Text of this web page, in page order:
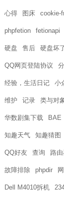
心得 图床 cookie-
phpfetion fetionapi
硬盘 售后 硬盘坏
QQ网页登陆协议
经验，生活日记 小
维护 记录 类与对
华数剧集下载 BAE
知趣天气 知趣猜图
QQ好友 查询 路由
故障排除 phpdir
Dell M4010拆机